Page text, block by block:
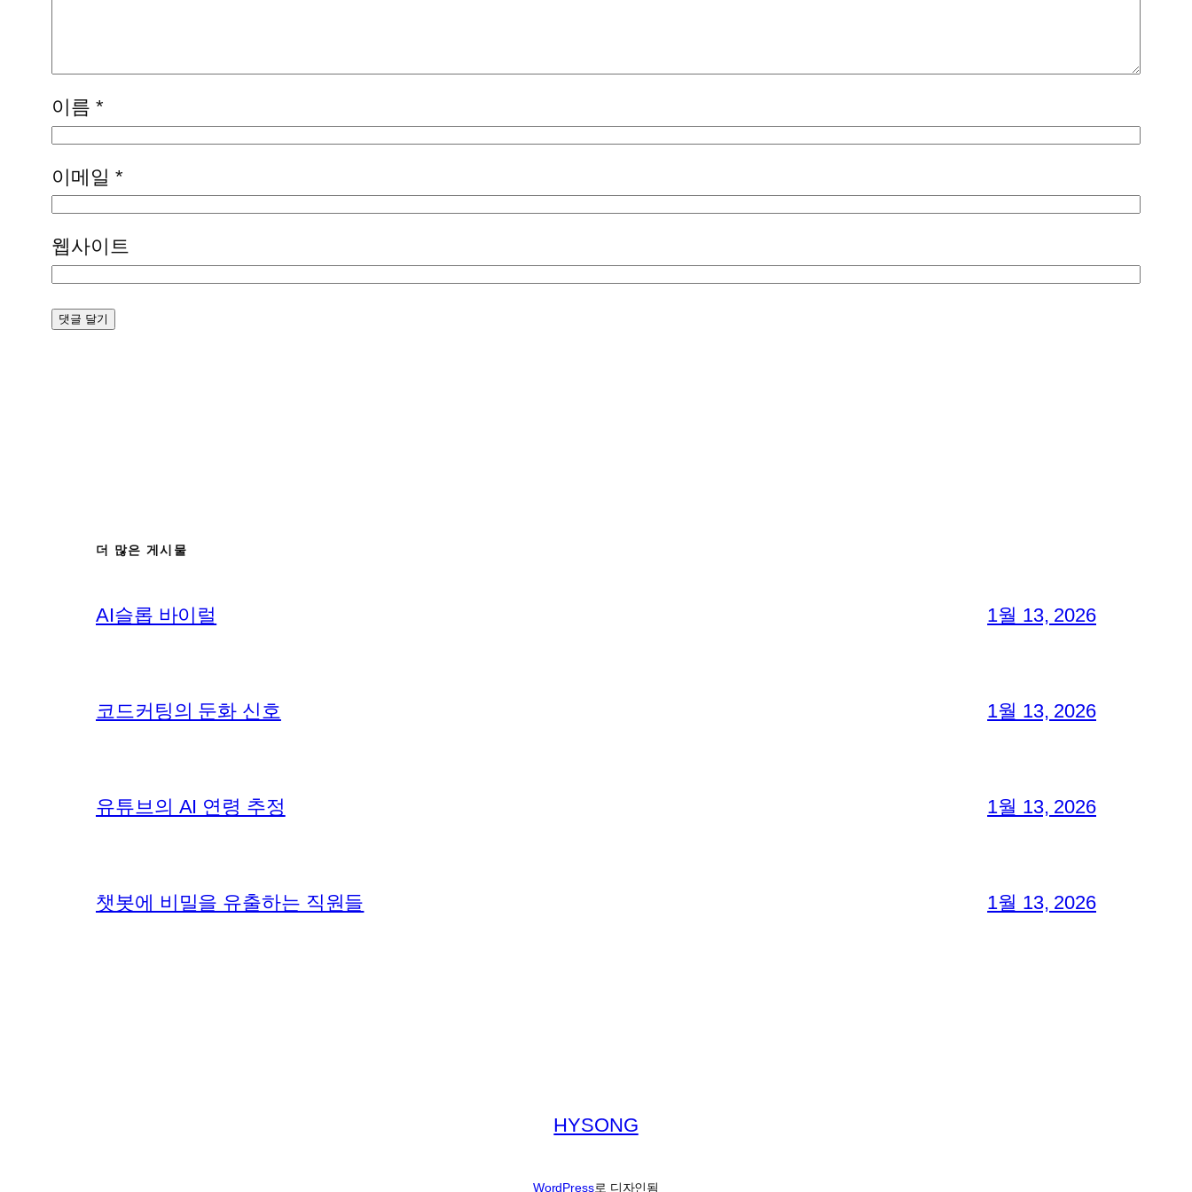
이름 *
이메일 *
웹사이트
더 많은 게시물
AI슬롭 바이럴 1월 13, 2026
코드커팅의 둔화 신호 1월 13, 2026
유튜브의 AI 연령 추정 1월 13, 2026
챗봇에 비밀을 유출하는 직원들 1월 13, 2026
HYSONG
WordPress로 디자인됨